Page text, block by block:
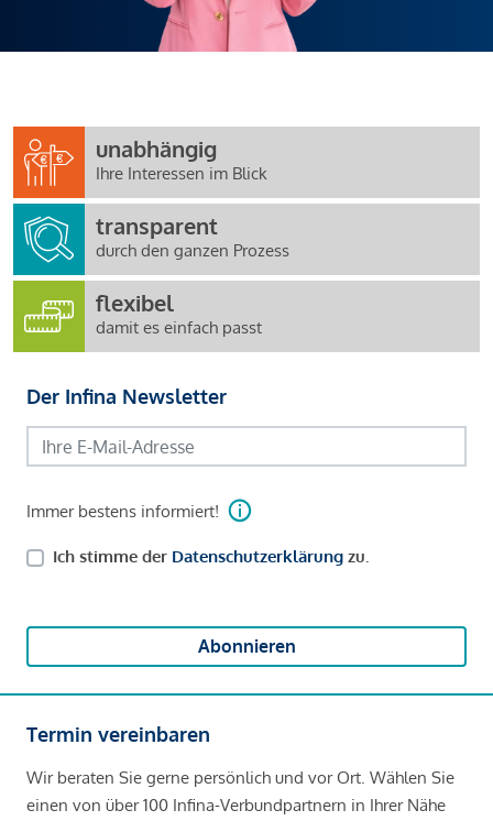
unabhängig
Ihre Interessen im Blick
transparent
durch den ganzen Prozess
flexibel
damit es einfach passt
Der Infina Newsletter
Immer bestens informiert!
Ich stimme der Datenschutzerklärung zu.
Abonnieren
Termin vereinbaren
Wir beraten Sie gerne persönlich und vor Ort. Wählen Sie
einen von über 100 Infina-Verbundpartnern in Ihrer Nähe